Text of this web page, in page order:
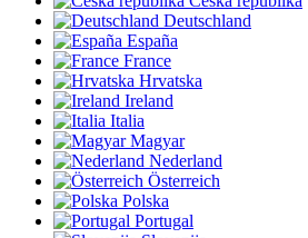
Deutschland
España
France
Hrvatska
Ireland
Italia
Magyar
Nederland
Österreich
Polska
Portugal